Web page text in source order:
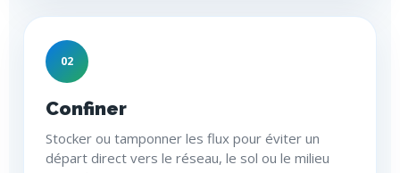
02
Confiner
Stocker ou tamponner les flux pour éviter un
départ direct vers le réseau, le sol ou le milieu